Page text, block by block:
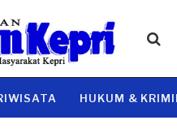
HUKUM &